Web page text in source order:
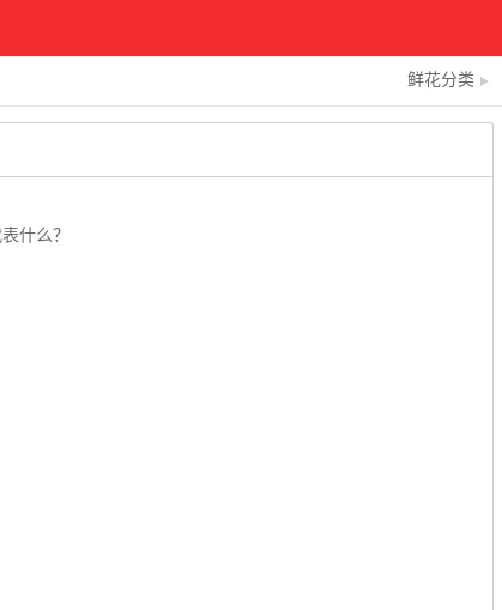
鲜花分类
什么？